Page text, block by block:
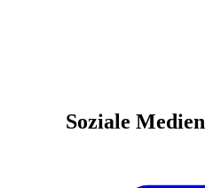
Soziale Medien